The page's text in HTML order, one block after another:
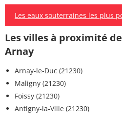
Les eaux souterraines les plus
Les villes à proximité
Arnay
Arnay-le-Duc (21230)
Maligny (21230)
Foissy (21230)
Antigny-la-Ville (21230)